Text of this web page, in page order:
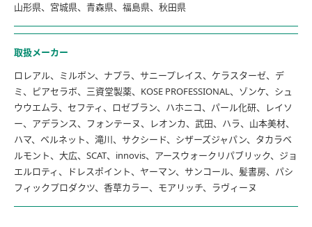
山形県、宮城県、青森県、福島県、秋田県
取扱メーカー
ロレアル、ミルボン、ナプラ、サニープレイス、ケラスターゼ、デ
ミ、ピアセラボ、三資堂製薬、KOSE PROFESSIONAL、ゾンケ、シュ
ウウエムラ、セフティ、ロゼブラン、ハホニコ、パール化研、レイソ
ー、アデランス、フォンテーヌ、レオンカ、武田、ハラ、山本美材、
ハマ、ベルネット、滝川、サクシード、シザーズジャパン、タカラベ
ルモント、大広、SCAT、innovis、アースウォークリパブリック、ジョ
エルロティ、ドレスポイント、ヤーマン、サンコール、髪書房、パシ
フィックプロダクツ、香草カラー、モアリッチ、ラヴィーヌ